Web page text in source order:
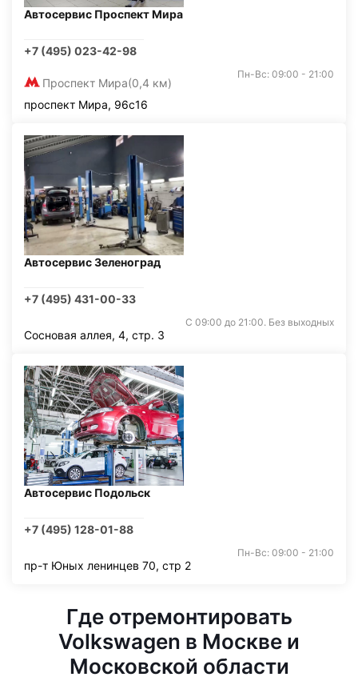
Автосервис Проспект Мира
+7 (495) 023-42-98
Проспект Мира(0,4 км)
Пн-Вс: 09:00 - 21:00
проспект Мира, 96с16
Автосервис Зеленоград
+7 (495) 431-00-33
С 09:00 до 21:00. Без выходных
Сосновая аллея, 4, стр. 3
Автосервис Подольск
+7 (495) 128-01-88
Пн-Вс: 09:00 - 21:00
пр-т Юных ленинцев 70, стр 2
Где отремонтировать
Volkswagen в Москве и
Московской области